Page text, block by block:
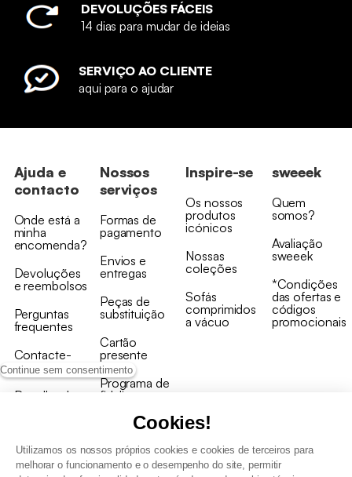
Continue sem consentimento
Cookies!
Utilizamos os nossos próprios cookies e cookies de terceiros para
melhorar o funcionamento e o desempenho do site, permitir
DEVOLUÇÕES FÁCEIS
14 dias para mudar de ideias
SERVIÇO AO CLIENTE
aqui para o ajudar
Ajuda e
contacto
Onde está a
minha
encomenda?
Devoluções
e reembolsos
Perguntas
frequentes
Contacte-
nos
Recolha de
Nossos
serviços
Formas de
pagamento
Envios e
entregas
Peças de
substituição
Cartão
presente
Programa de
fidelizaçao
Inspire-se
Os nossos
produtos
icónicos
Nossas
coleções
Sofás
comprimidos
a vácuo
sweeek
Quem
somos?
Avaliação
sweeek
*Condições
das ofertas e
códigos
promocionais